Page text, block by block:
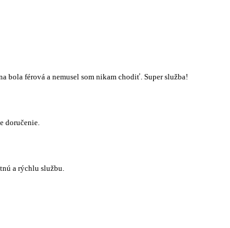
bola férová a nemusel som nikam chodiť. Super služba!
doručenie.
a rýchlu službu.